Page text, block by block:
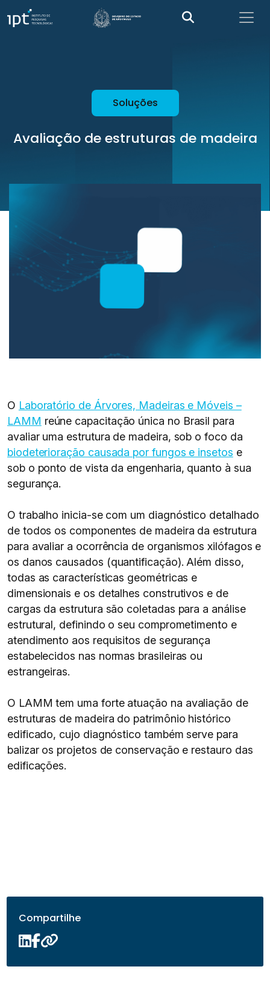
Soluções
Avaliação de estruturas de madeira
O Laboratório de Árvores, Madeiras e Móveis –
LAMM reúne capacitação única no Brasil para
avaliar uma estrutura de madeira, sob o foco da
biodeterioração causada por fungos e insetos e
sob o ponto de vista da engenharia, quanto à sua
segurança.
O trabalho inicia-se com um diagnóstico detalhado
de todos os componentes de madeira da estrutura
para avaliar a ocorrência de organismos xilófagos e
os danos causados (quantificação). Além disso,
todas as características geométricas e
dimensionais e os detalhes construtivos e de
cargas da estrutura são coletadas para a análise
estrutural, definindo o seu comprometimento e
atendimento aos requisitos de segurança
estabelecidos nas normas brasileiras ou
estrangeiras.
O LAMM tem uma forte atuação na avaliação de
estruturas de madeira do patrimônio histórico
edificado, cujo diagnóstico também serve para
balizar os projetos de conservação e restauro das
edificações.
Compartilhe